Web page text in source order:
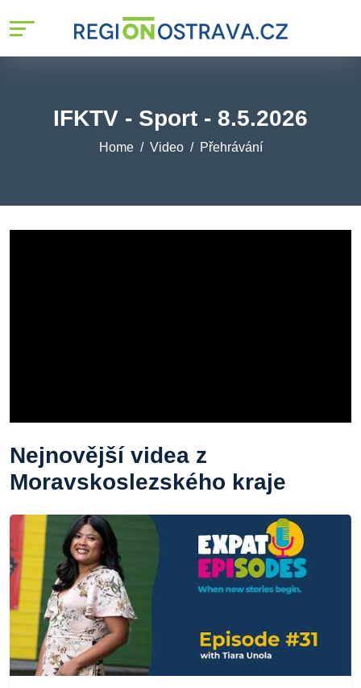
IFKTV - Sport - 8.5.2026
Home Video Přehrávání
Nejnovější videa z
Moravskoslezského kraje